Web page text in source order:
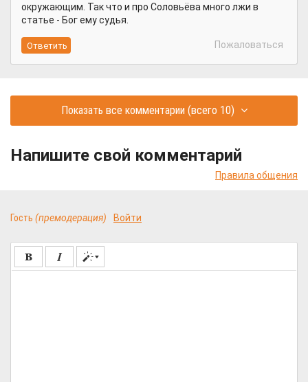
окружающим. Так что и про Соловьёва много лжи в
статье - Бог ему судья.
Пожаловаться
Показать все комментарии(всего 10)
Напишите свой комментарий
Правила общения
Гость (премодерация) Войти